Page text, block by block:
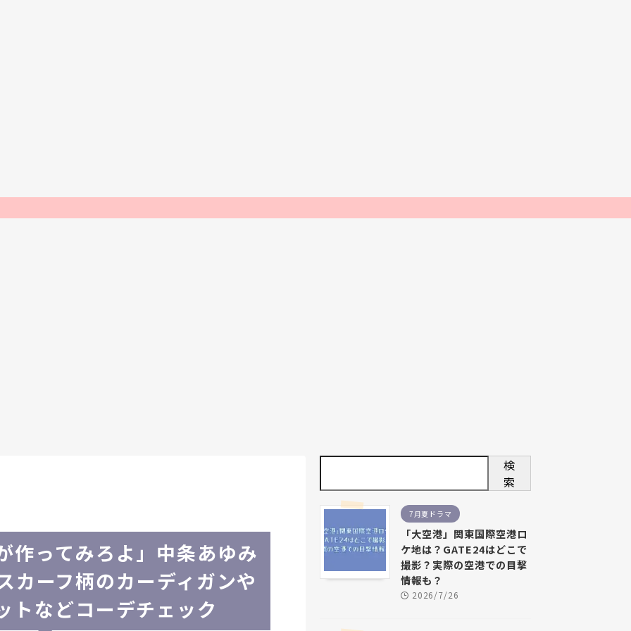
作ってみろよ」中条あゆみ
カーフ柄のカーディガンや
トなどコーデチェック
検
索
7月夏ドラマ
「大空港」関東国際空港ロ
ケ地は？GATE24はどこで
撮影？実際の空港での目撃
情報も？
2026/7/26